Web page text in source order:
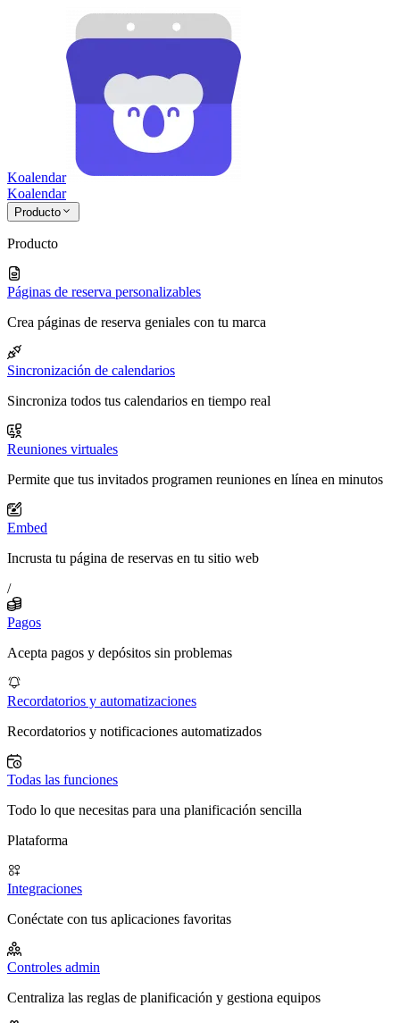
Koalendar
Koalendar
Producto
Producto
Páginas de reserva personalizables
Crea páginas de reserva geniales con tu marca
Sincronización de calendarios
Sincroniza todos tus calendarios en tiempo real
Reuniones virtuales
Permite que tus invitados programen reuniones en línea en minutos
Embed
Incrusta tu página de reservas en tu sitio web
/
Pagos
Acepta pagos y depósitos sin problemas
Recordatorios y automatizaciones
Recordatorios y notificaciones automatizados
Todas las funciones
Todo lo que necesitas para una planificación sencilla
Plataforma
Integraciones
Conéctate con tus aplicaciones favoritas
Controles admin
Centraliza las reglas de planificación y gestiona equipos